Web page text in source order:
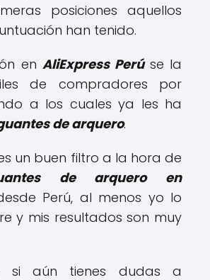
posiciones aquellos
han tenido.
en AliExpress Perú se la
de compradores por
a los cuales ya les ha
de arquero.
un buen filtro a la hora de
de arquero en
Perú, al menos yo lo
y mis resultados son muy
si aún tienes dudas a